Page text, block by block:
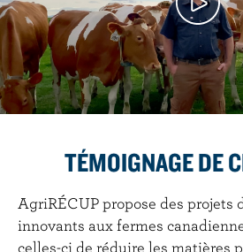
a
u
o
n
TÉMOIGNAGE DE
AgriRÉCUP propose des projets
innovants aux fermes
celles-ci de réduire les matières